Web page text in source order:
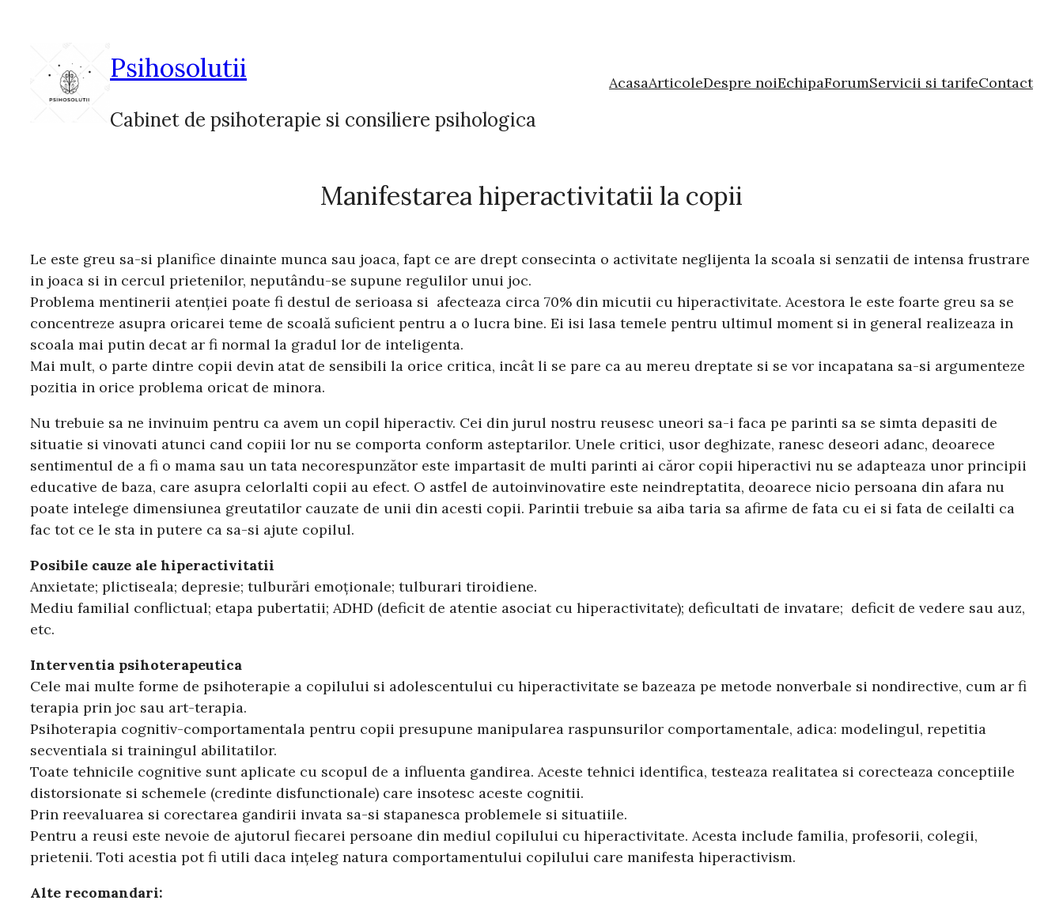
Psihosolutii
Cabinet de psihoterapie si consiliere psihologica
AcasaArticoleDespre noiEchipaForumServicii si tarifeContact
Manifestarea hiperactivitatii la copii
Le este greu sa-si planifice dinainte munca sau joaca, fapt ce are drept consecinta o activitate neglijenta la scoala si senzatii de intensa frustrare
in joaca si in cercul prietenilor, neputându-se supune regulilor unui joc.
Problema mentinerii atenţiei poate fi destul de serioasa si afecteaza circa 70% din micutii cu hiperactivitate. Acestora le este foarte greu sa se
concentreze asupra oricarei teme de scoală suficient pentru a o lucra bine. Ei isi lasa temele pentru ultimul moment si in general realizeaza in
scoala mai putin decat ar fi normal la gradul lor de inteligenta.
Mai mult, o parte dintre copii devin atat de sensibili la orice critica, incât li se pare ca au mereu dreptate si se vor incapatana sa-si argumenteze
pozitia in orice problema oricat de minora.
Nu trebuie sa ne invinuim pentru ca avem un copil hiperactiv. Cei din jurul nostru reusesc uneori sa-i faca pe parinti sa se simta depasiti de
situatie si vinovati atunci cand copiii lor nu se comporta conform asteptarilor. Unele critici, usor deghizate, ranesc deseori adanc, deoarece
sentimentul de a fi o mama sau un tata necorespunzător este impartasit de multi parinti ai căror copii hiperactivi nu se adapteaza unor principii
educative de baza, care asupra celorlalti copii au efect. O astfel de autoinvinovatire este neindreptatita, deoarece nicio persoana din afara nu
poate intelege dimensiunea greutatilor cauzate de unii din acesti copii. Parintii trebuie sa aiba taria sa afirme de fata cu ei si fata de ceilalti ca
fac tot ce le sta in putere ca sa-si ajute copilul.
Posibile cauze ale hiperactivitatii
Anxietate; plictiseala; depresie; tulburări emoţionale; tulburari tiroidiene.
Mediu familial conflictual; etapa pubertatii; ADHD (deficit de atentie asociat cu hiperactivitate); deficultati de invatare; deficit de vedere sau auz,
etc.
Interventia psihoterapeutica
Cele mai multe forme de psihoterapie a copilului si adolescentului cu hiperactivitate se bazeaza pe metode nonverbale si nondirective, cum ar fi
terapia prin joc sau art-terapia.
Psihoterapia cognitiv-comportamentala pentru copii presupune manipularea raspunsurilor comportamentale, adica: modelingul, repetitia
secventiala si trainingul abilitatilor.
Toate tehnicile cognitive sunt aplicate cu scopul de a influenta gandirea. Aceste tehnici identifica, testeaza realitatea si corecteaza conceptiile
distorsionate si schemele (credinte disfunctionale) care insotesc aceste cognitii.
Prin reevaluarea si corectarea gandirii invata sa-si stapanesca problemele si situatiile.
Pentru a reusi este nevoie de ajutorul fiecarei persoane din mediul copilului cu hiperactivitate. Acesta include familia, profesorii, colegii,
prietenii. Toti acestia pot fi utili daca inţeleg natura comportamentului copilului care manifesta hiperactivism.
Alte recomandari: